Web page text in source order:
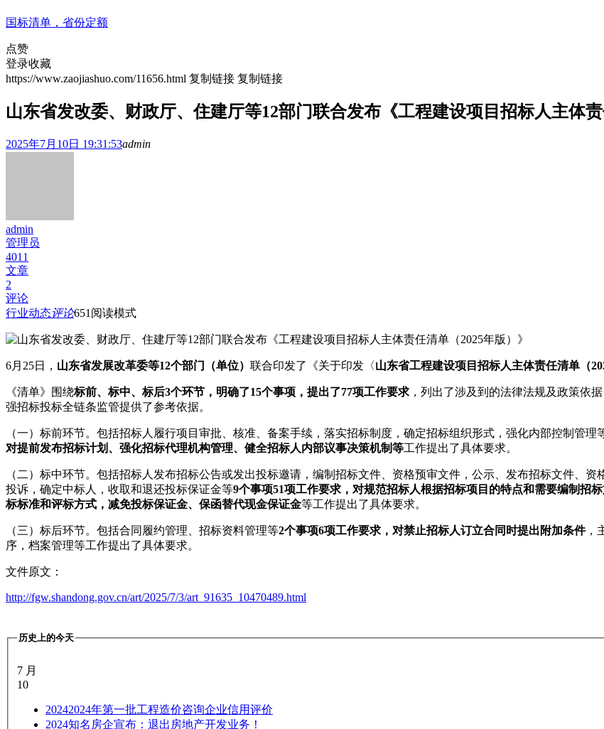
国标清单，省份定额
点赞
登录收藏
https://www.zaojiashuo.com/11656.html 复制链接 复制链接
山东省发改委、财政厅、住建厅等12部门联合发布《工程建设项目招标人主体责
2025年7月10日 19:31:53admin
admin
管理员
4011
文章
2
评论
行业动态评论651 阅读模式
6月25日， 山东省发展改革委等12个部门（单位） 联合印发了《关于印发〈山东省工程建设项目招标人主体责任清单（
《清单》围绕标前、标中、标后3个环节，明确了15个事项，提出了77项工作要求 ，列出了涉及到的法律法规及政策依
强招标投标全链条监管提供了参考依据。
（一）标前环节。包括招标人履行项目审批、核准、备案手续，落实招标制度，确定招标组织形式，强化内部控制管理
对提前发布招标计划、强化招标代理机构管理、健全招标人内部议事决策机制等工作提出了具体要求。
（二）标中环节。包括招标人发布招标公告或发出投标邀请，编制招标文件、资格预审文件，公示、发布招标文件、
投诉，确定中标人，收取和退还投标保证金等9个事项51项工作要求，对规范招标人根据招标项目的特点和需要编制招
标标准和评标方式，减免投标保证金、保函替代现金保证金等工作提出了具体要求。
（三）标后环节。包括合同履约管理、招标资料管理等2个事项6项工作要求，对禁止招标人订立合同时提出附加条件，
序，档案管理等工作提出了具体要求。
文件原文：
http://fgw.shandong.gov.cn/art/2025/7/3/art_91635_10470489.html
历史上的今天
7 月
10
20242024年第一批工程造价咨询企业信用评价
2024知名房企宣布：退出房地产开发业务！